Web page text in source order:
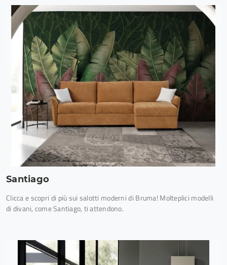
Santiago
Clicca e scopri di più sui salotti moderni di Bruma! Molteplici modelli
di divani, come Santiago, ti attendono.